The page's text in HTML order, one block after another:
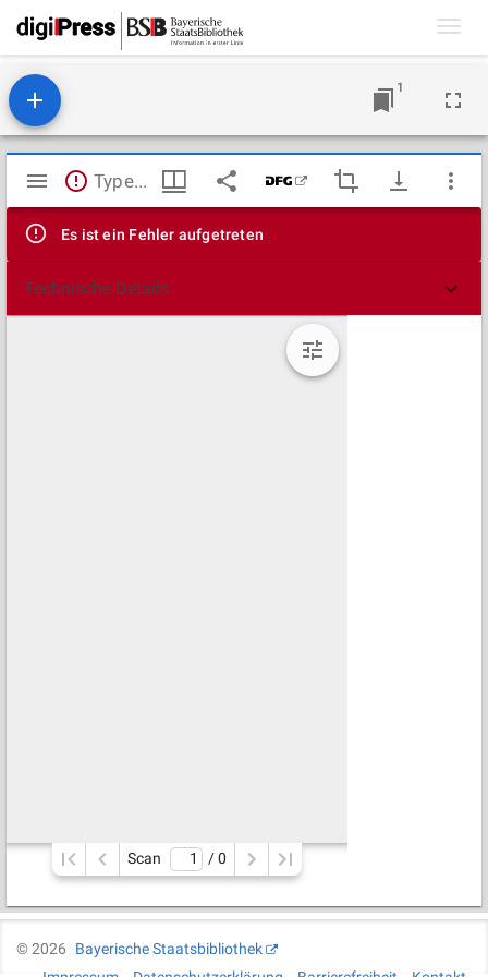
1
Mirador
Viewer
TypeError: Failed to fetch
Es ist ein Fehler aufgetreten
Technische Details
Scan / 0
©2026
Bayerische Staatsbibliothek